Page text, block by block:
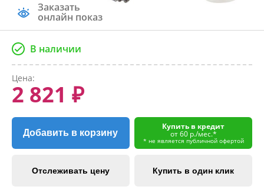
Заказать
онлайн показ
В наличии
Цена:
2 821 ₽
Добавить в корзину
Купить в кредит
от 60 р./мес.*
* не является публичной офертой
Отслеживать цену Купить в один клик